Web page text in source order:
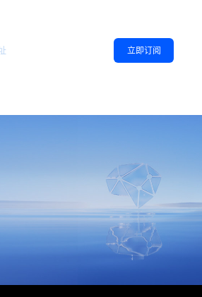
立即订阅